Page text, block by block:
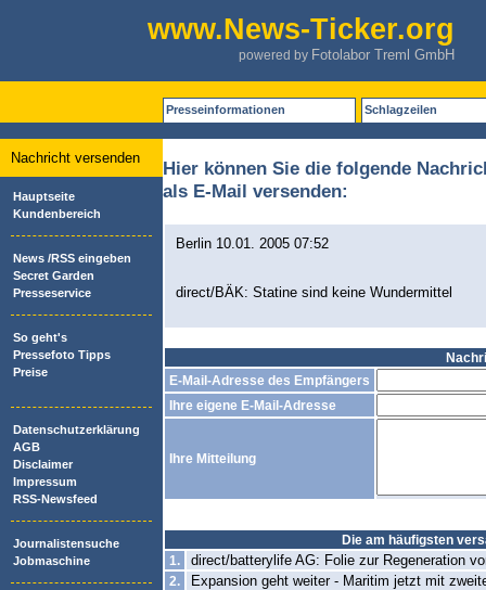
www.News-Ticker.org
powered by Fotolabor Treml GmbH
Presseinformationen Schlagzeilen
Nachricht versenden
Hauptseite
Kundenbereich
News /RSS eingeben
Secret Garden
Presseservice
So geht's
Pressefoto Tipps
Preise
Datenschutzerklärung
AGB
Disclaimer
Impressum
RSS-Newsfeed
Journalistensuche
Jobmaschine
Hier können Sie die folgende
als E-Mail versenden:
Berlin 10.01. 2005 07:52
direct/BÄK: Statine sind keine Wundermittel
E-Mail-Adresse des Empfängers
Ihre eigene E-Mail-Adresse
Ihre Mitteilung
Die am häufigsten
1.
direct/batterylife AG: Folie zur Regeneration
2. Expansion geht weiter - Maritim jetzt mit